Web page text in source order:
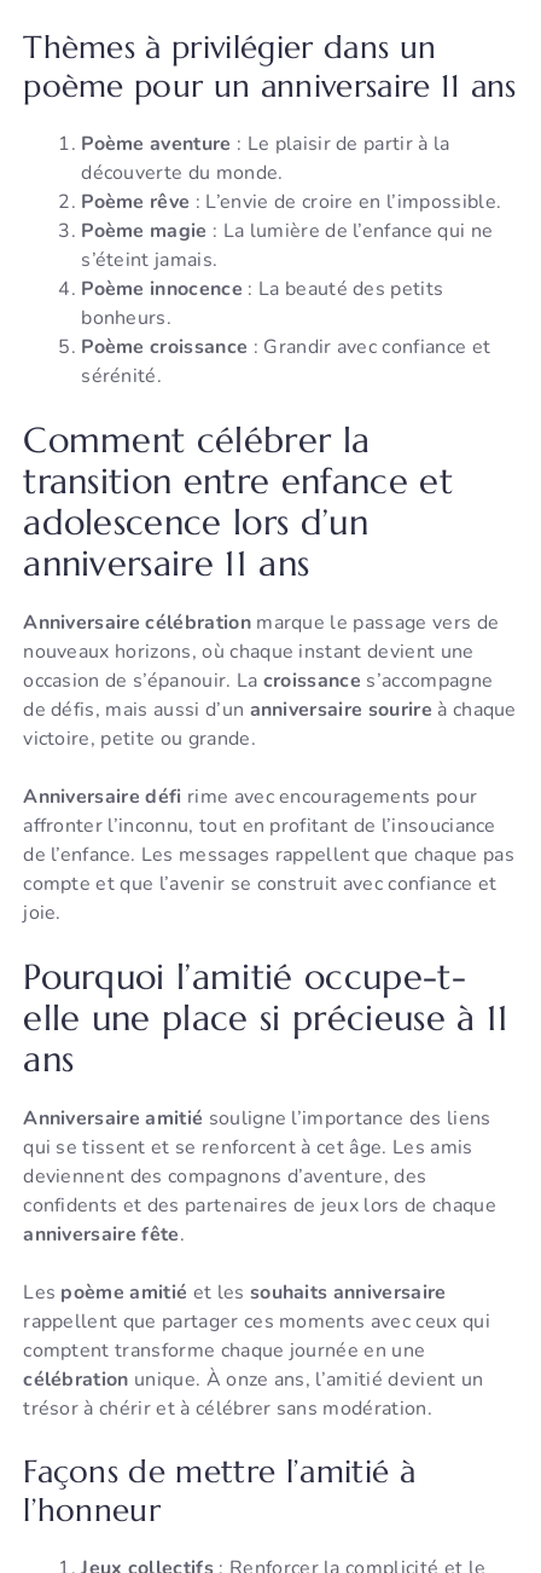
Thèmes à privilégier dans un
poème pour un anniversaire 11 ans
Poème aventure : Le plaisir de partir à la
découverte du monde.
Poème rêve : L’envie de croire en l’impossible.
Poème magie : La lumière de l’enfance qui ne
s’éteint jamais.
Poème innocence : La beauté des petits
bonheurs.
Poème croissance : Grandir avec confiance et
sérénité.
Comment célébrer la
transition entre enfance et
adolescence lors d’un
anniversaire 11 ans
Anniversaire célébrationmarque le passage vers de
nouveaux horizons, où chaque instant devient une
occasion de s’épanouir. La croissance s’accompagne
de défis, mais aussi d’un anniversaire sourire à chaque
victoire, petite ou grande.
Anniversaire défi rime avec encouragements pour
affronter l’inconnu, tout en profitant de l’insouciance
de l’enfance. Les messages rappellent que chaque pas
compte et que l’avenir se construit avec confiance et
joie.
Pourquoi l’amitié occupe-t-
elle une place si précieuse à 11
ans
Anniversaire amitié souligne l’importance des liens
qui se tissent et se renforcent à cet âge. Les amis
deviennent des compagnons d’aventure, des
confidents et des partenaires de jeux lors de chaque
anniversaire fête.
Les poème amitié et les souhaits anniversaire
rappellent que partager ces moments avec ceux qui
comptent transforme chaque journée en une
célébration unique. À onze ans, l’amitié devient un
trésor à chérir et à célébrer sans modération.
Façons de mettre l’amitié à
l’honneur